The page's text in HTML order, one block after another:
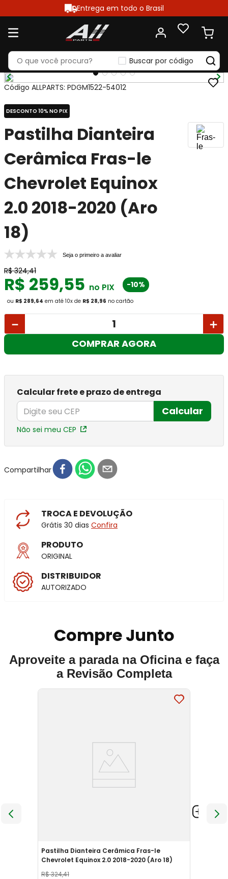
Entrega em todo o Brasil
Buscar por código
Código ALLPARTS: PDGM1522-54012
DESCONTO 10% NO PIX
Pastilha Dianteira
Cerâmica Fras-le
Chevrolet Equinox
2.0 2018-2020 (Aro
18)
Seja o primeiro a avaliar
R$ 324,41
R$ 259,55 no PIX -10%
ou R$ 289,64 em até 10x de R$ 28,96 no cartão
＋
－
COMPRAR AGORA
Calcular frete e prazo de entrega
Calcular
Não sei meu CEP
Compartilhar
TROCA E DEVOLUÇÃO
Grátis 30 dias Confira
PRODUTO
ORIGINAL
DISTRIBUIDOR
AUTORIZADO
Compre Junto
Aproveite a parada na Oficina e faça
a Revisão Completa
Pastilha Dianteira Cerâmica Fras-le
Chevrolet Equinox 2.0 2018-2020 (Aro 18)
R$324,41